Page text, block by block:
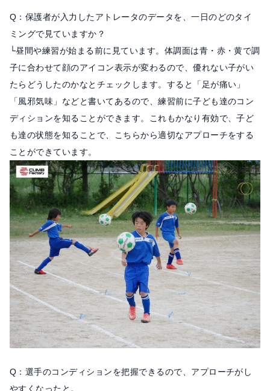
Q：保護者が入力したアトレータのデータを、一日のどのタイ
ミングで見ていますか？
└昼間や練習が始まる前に見ています。体調面は青・赤・黄で調
子に合わせて顔のアイコン表示が変わるので、優れない子がい
たらどうしたのかなとチェックします。すると「足が痛い」
「風邪気味」などと書いてあるので、練習前に子ども達のコン
ディションを知ることができます。これもかなり有効で、子ど
も達の状態を知ることで、こちらから適切なアプローチをする
ことができています。
Q：選手のコンディションを把握できるので、アプローチがし
やすくなったと。